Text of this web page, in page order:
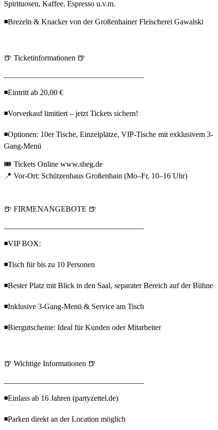
Spirituosen, Kaffee, Espresso u.v.m.
◾Brezeln & Knacker von der Großenhainer Fleischerei Gawalski
🍺 Ticketinformationen 🍺
◾Eintritt ab 20,00 €
◾Vorverkauf limitiert – jetzt Tickets sichern!
◾Optionen: 10er Tische, Einzelplätze, VIP-Tische mit exklusivem 3-
Gang-Menü
🎟️ Tickets Online www.sheg.de
📍 Vor-Ort: Schützenhaus Großenhain (Mo–Fr, 10–16 Uhr)
🍺 FIRMENANGEBOTE 🍺
◾VIP BOX:
◾Tisch für bis zu 10 Personen
◾Bester Platz mit Blick in den Saal, separater Bereich auf der Bühne
◾Inklusive 3-Gang-Menü & Service am Tisch
◾Biergutscheine: Ideal für Kunden oder Mitarbeiter
🍺 Wichtige Informationen 🍺
◾Einlass ab 16 Jahren (partyzettel.de)
◾Parken direkt an der Location möglich